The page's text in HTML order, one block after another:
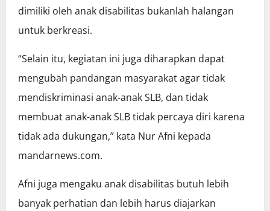
dimiliki oleh anak disabilitas bukanlah halangan
untuk berkreasi.
“Selain itu, kegiatan ini juga diharapkan dapat
mengubah pandangan masyarakat agar tidak
mendiskriminasi anak-anak SLB, dan tidak
membuat anak-anak SLB tidak percaya diri karena
tidak ada dukungan,” kata Nur Afni kepada
mandarnews.com.
Afni juga mengaku anak disabilitas butuh lebih
banyak perhatian dan lebih harus diajarkan